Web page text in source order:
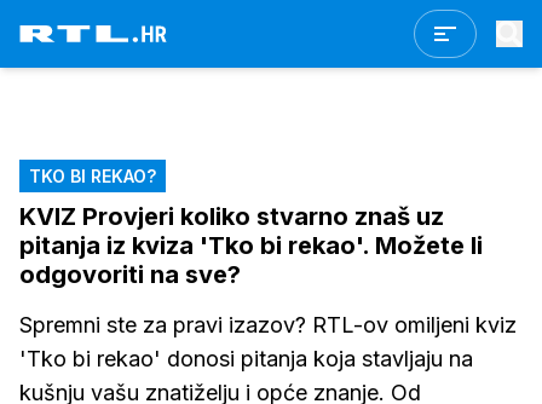
TKO BI REKAO?
KVIZ Provjeri koliko stvarno znaš uz
pitanja iz kviza 'Tko bi rekao'. Možete li
odgovoriti na sve?
Spremni ste za pravi izazov? RTL-ov omiljeni kviz
'Tko bi rekao' donosi pitanja koja stavljaju na
kušnju vašu znatiželju i opće znanje. Od